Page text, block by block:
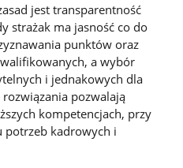
jest transparentność
strażak ma jasność co do
punktów oraz
a wybór
i jednakowych dla
rozwiązania pozwalają
kompetencjach, przy
potrzeb kadrowych i